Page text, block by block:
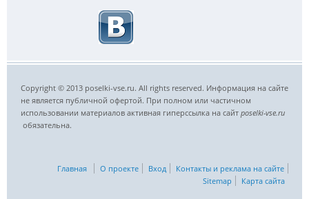
Copyright © 2013 poselki-vse.ru. All rights reserved. Информация на сайте
не является публичной офертой. При полном или частичном
использовании материалов активная гиперссылка на сайт poselki-vse.ru​
обязательна.
Главная О проекте Вход
Контакты и реклама на сайте
Sitemap
Карта сайта